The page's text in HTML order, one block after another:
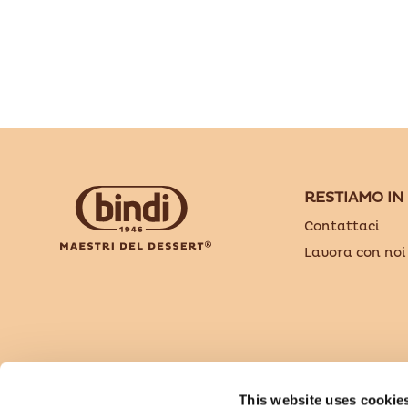
This website uses
RESTIAMO IN
Contattaci
Lavora con noi
Bindi Dessert è un brand di Sammontana Italia